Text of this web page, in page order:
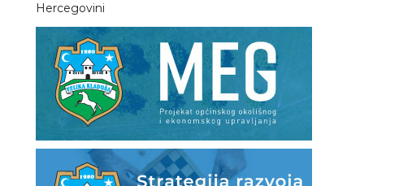
Hercegovini